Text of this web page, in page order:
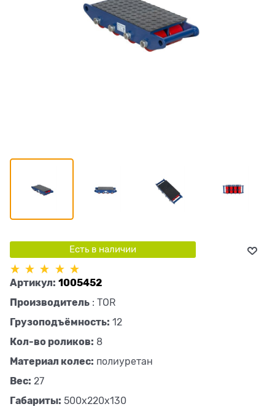
Есть в наличии
Артикул: 1005452
Производитель : TOR
Грузоподъёмность: 12
Кол-во роликов: 8
Материал колес: полиуретан
Вес: 27
Габариты: 500х220х130